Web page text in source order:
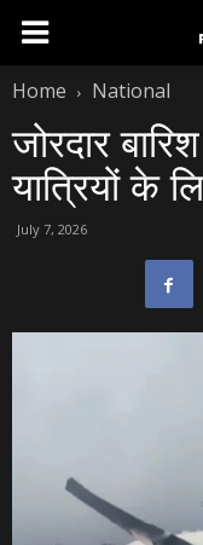
Home National
जोरदार
यात्रियों के
July 7, 2026